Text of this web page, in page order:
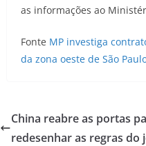
as informações ao
Fonte MP investiga
da zona oeste de São
China reabre as portas
redesenhar as regras do